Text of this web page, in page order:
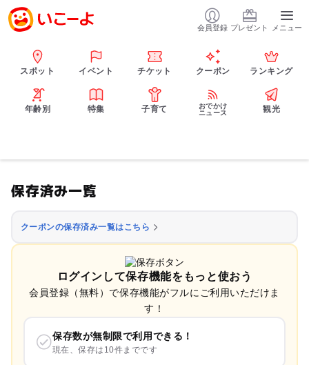
会員登録 プレゼント メニュー
スポット イベント チケット クーポン ランキング
年齢別 特集 子育て
おでかけ
ニュース
観光
保存済み一覧
クーポンの保存済み一覧はこちら
ログインして保存機能をもっと使おう
会員登録（無料）で保存機能がフルにご利用いただけま
す！
保存数が無制限で利用できる！
現在、保存は10件までです